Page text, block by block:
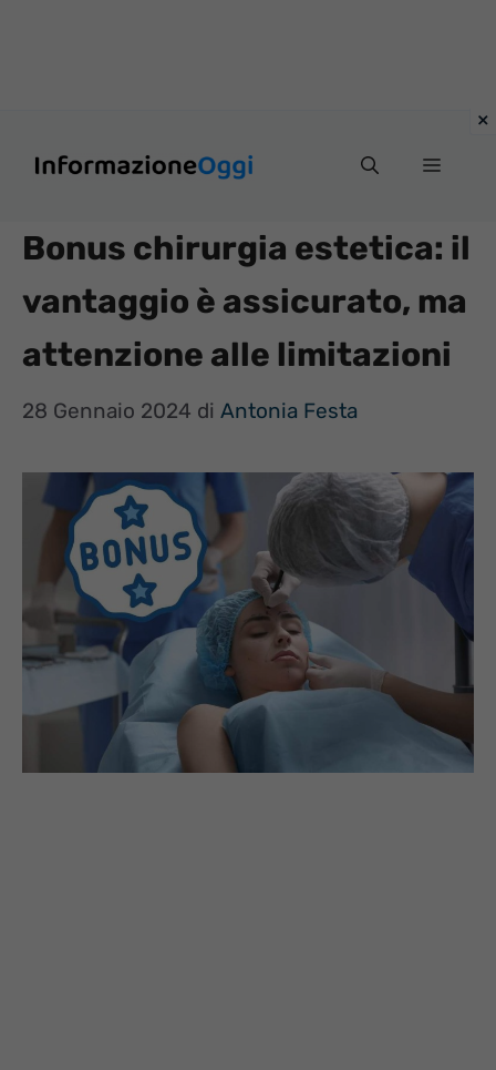
Menu
Bonus chirurgia estetica: il
vantaggio è assicurato, ma
attenzione alle limitazioni
28 Gennaio 2024 di Antonia Festa